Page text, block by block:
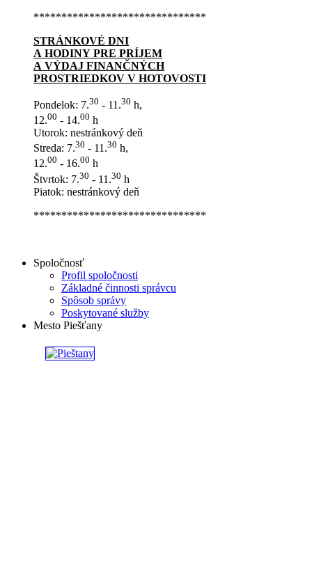
*******************************
STRÁNKOVÉ DNI
A HODINY PRE PRÍJEM
A VÝDAJ FINANČNÝCH
PROSTRIEDKOV V HOTOVOSTI
Pondelok: 7.30 - 11.30 h,
12.00 - 14.00 h
Utorok: nestránkový deň
Streda: 7.30 - 11.30 h,
12.00 - 16.00 h
Štvrtok: 7.30 - 11.30 h
Piatok: nestránkový deň
*******************************
Spoločnosť
Profil spoločnosti
Základné činnosti správcu
Spôsob správy
Poskytované služby
Mesto Piešťany